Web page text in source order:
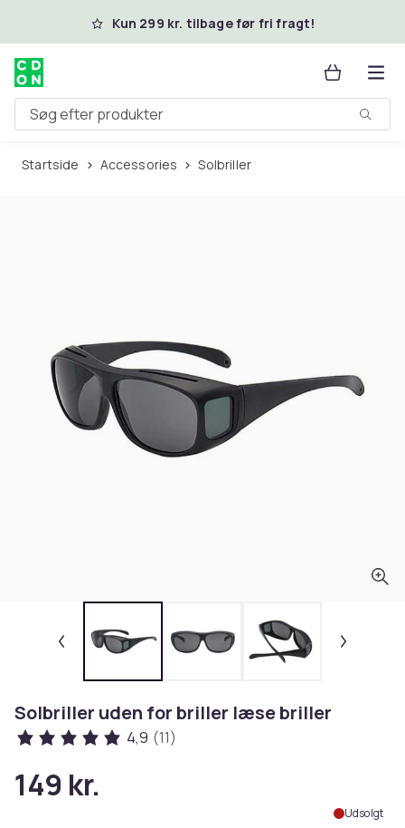
Spring til hovedindhold
Kun 299 kr. tilbage før fri fragt!
Søg efter produkter
Startside Accessories Solbriller
Solbriller uden for briller læse briller
4,9 (11)
149 kr.
Udsolgt